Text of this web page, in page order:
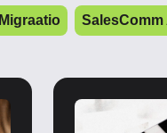
Migraatio SalesComm